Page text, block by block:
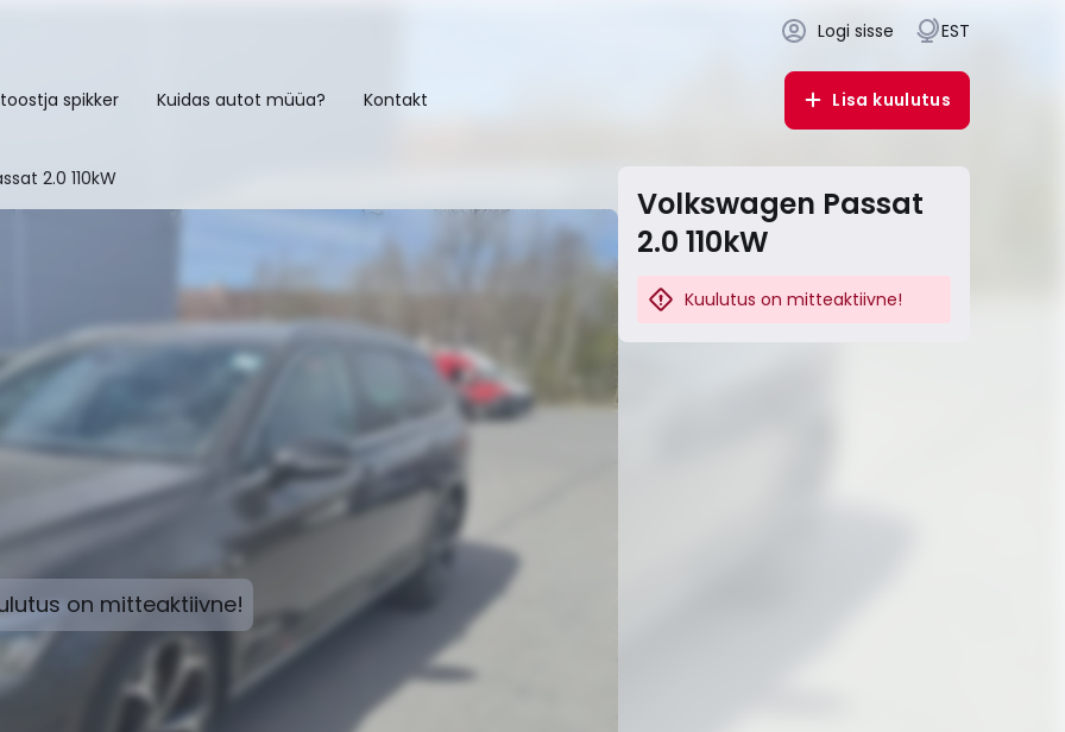
Logi sisse EST
spikker Kuidas autot müüa? Kontakt Lisa kuulutus
2.0 110kW
on mitteaktiivne!
Volkswagen Passat
2.0 110kW
Kuulutus on mitteaktiivne!